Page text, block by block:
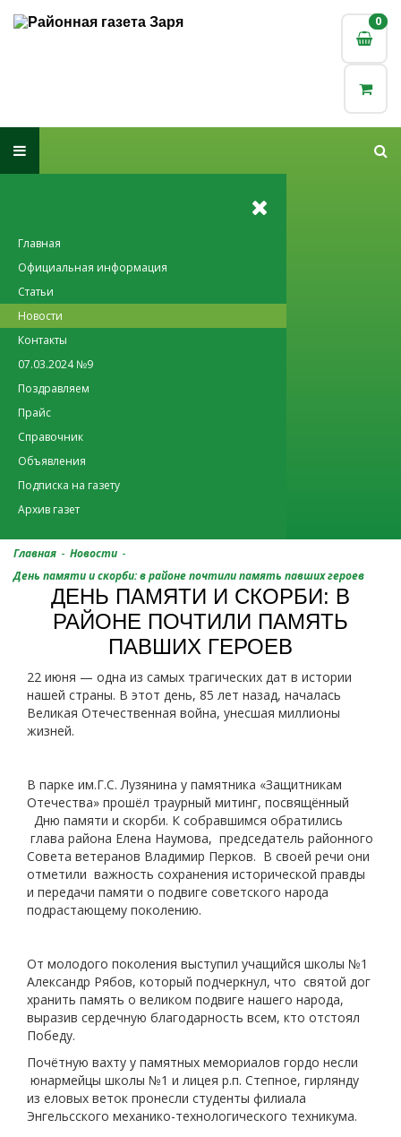
0
0
Главная
Официальная информация
Статьи
Новости
Контакты
07.03.2024 №9
Поздравляем
Прайс
Справочник
Объявления
Подписка на газету
Архив газет
Главная - Новости -
День памяти и скорби: в районе почтили память павших героев
ДЕНЬ ПАМЯТИ И СКОРБИ: В
РАЙОНЕ ПОЧТИЛИ ПАМЯТЬ
ПАВШИХ ГЕРОЕВ
22 июня — одна из самых трагических дат в истории
нашей страны. В этот день, 85 лет назад, началась
Великая Отечественная война, унесшая миллионы
жизней.
В парке им.Г.С. Лузянина у памятника «Защитникам
Отечества» прошёл траурный митинг, посвящённый
Дню памяти и скорби. К собравшимся обратились
глава района Елена Наумова, председатель районного
Совета ветеранов Владимир Перков. В своей речи они
отметили важность сохранения исторической правды
и передачи памяти о подвиге советского народа
подрастающему поколению.
От молодого поколения выступил учащийся школы №1
Александр Рябов, который подчеркнул, что святой дог
хранить память о великом подвиге нашего народа,
выразив сердечную благодарность всем, кто отстоял
Победу.
Почётную вахту у памятных мемориалов гордо несли
юнармейцы школы №1 и лицея р.п. Степное, гирлянду
из еловых веток пронесли студенты филиала
Энгельсского механико-технологического техникума.